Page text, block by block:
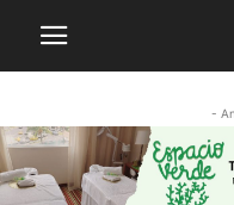
-